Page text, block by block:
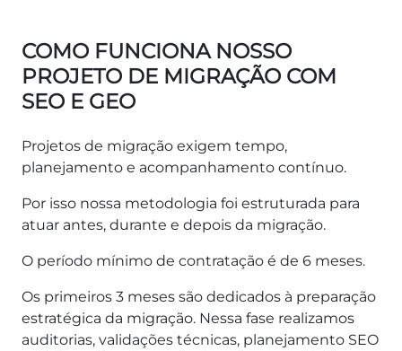
COMO FUNCIONA NOSSO
PROJETO DE MIGRAÇÃO COM
SEO E GEO
Projetos de migração exigem tempo,
planejamento e acompanhamento contínuo.
Por isso nossa metodologia foi estruturada para
atuar antes, durante e depois da migração.
O período mínimo de contratação é de 6 meses.
Os primeiros 3 meses são dedicados à preparação
estratégica da migração. Nessa fase realizamos
auditorias, validações técnicas, planejamento SEO